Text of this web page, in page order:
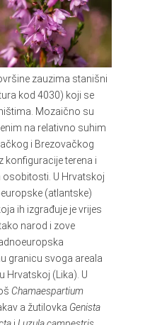
zauzima stanišni
kod 4030) koji se
Mozaično su
na relativno suhim
i Brezovačkog
konfiguracije terena i
U Hrvatskoj
(atlantske)
ih izgrađuje je vrijes
narod i zove
granicu svoga areala
Hrvatskoj (Lika). U
Chamaespartium
a žutilovka Genista